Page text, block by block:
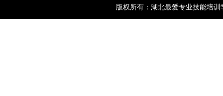
版权所有：湖北最爱专业技能培